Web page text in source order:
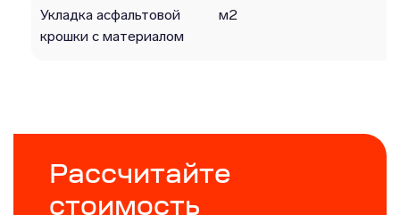
Укладка асфальтовой
крошки с материалом
м2
Рассчитайте
стоимость